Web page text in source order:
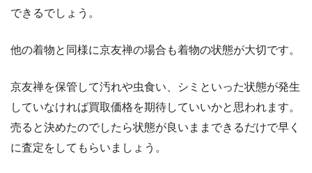
できるでしょう。
他の着物と同様に京友禅の場合も着物の状態が大切です。
京友禅を保管して汚れや虫食い、シミといった状態が発生
していなければ買取価格を期待していいかと思われます。
売ると決めたのでしたら状態が良いままできるだけで早く
に査定をしてもらいましょう。